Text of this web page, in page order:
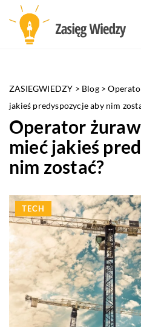
ZASIEGWIEDZY > Blog>
jakieś predyspozycje aby nim
Operator
mieć jakieś
nim zostać?
TECH